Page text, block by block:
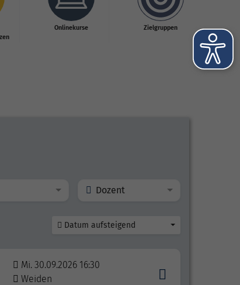
Onlinekurse Zielgruppen
Dozent
Datum aufsteigend
Mi. 30.09.2026 16:30
Weiden